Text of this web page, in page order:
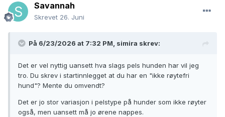
Savannah
Skrevet 26. Juni
På 6/23/2026 at 7:32 PM, simira skrev:
Det er vel nyttig uansett hva slags pels hunden har vil jeg
tro. Du skrev i startinnlegget at du har en "ikke røytefri
hund"? Mente du omvendt?
Det er jo stor variasjon i pelstype på hunder som ikke røyter
også, men uansett må jo ørene nappes.